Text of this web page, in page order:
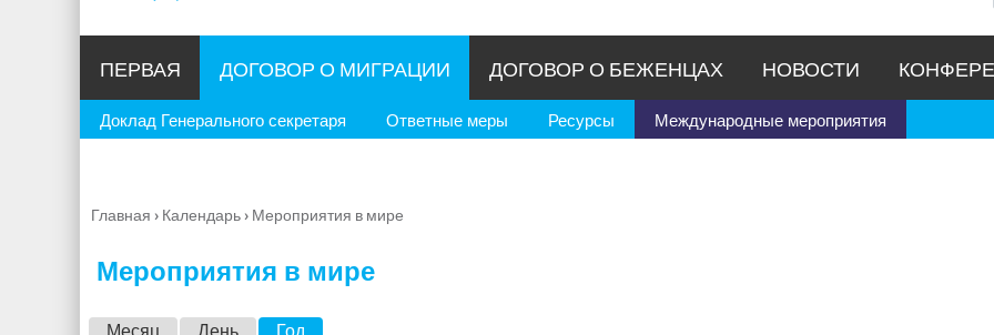
ПЕРВАЯ ДОГОВОР О МИГРАЦИИ
Доклад Генерального секретаря Ответные меры Ресурсы Международные мероприятия
ДОГОВОР О БЕЖЕНЦАХ НОВОСТИ
Вы
Главная › Календарь› Мероприятия в мире
Мероприятия в мире